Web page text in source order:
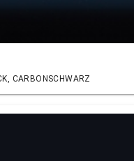
CARBONSCHWARZ